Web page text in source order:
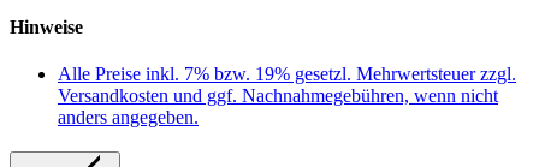
Hinweise
Alle Preise inkl. 7% bzw. 19% gesetzl. Mehrwertsteuer zzgl.
Versandkosten und ggf. Nachnahmegebühren, wenn nicht
anders angegeben.